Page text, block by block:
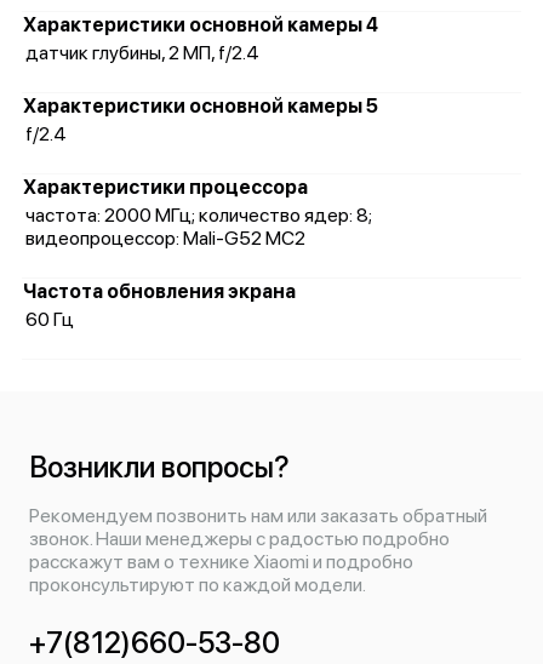
Характеристики основной камеры 4
датчик глубины, 2 МП, f/2.4
Характеристики основной камеры 5
f/2.4
Характеристики процессора
частота: 2000 МГц; количество ядер: 8;
видеопроцессор: Mali-G52 MC2
Частота обновления экрана
60 Гц
Возникли вопросы?
Рекомендуем позвонить нам или заказать обратный
звонок. Наши менеджеры с радостью подробно
расскажут вам о технике Xiaomi и подробно
проконсультируют по каждой модели.
+7(812)660-53-80